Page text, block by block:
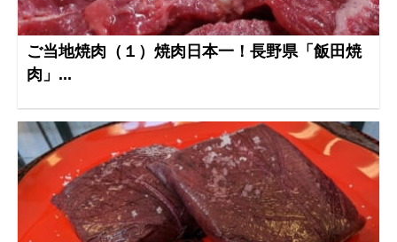
ご当地焼肉（１）焼肉日本一！長野県「飯田焼
肉」...